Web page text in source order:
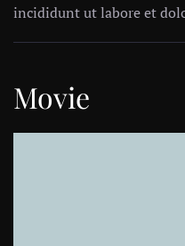
incididunt ut labore et
Movie